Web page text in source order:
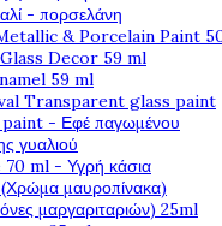
- πορσελάνη
& Porcelain Paint
Decor 59 ml
59 ml
Transparent glass paint
- Εφέ παγωμένου
γυαλιού
ml - Υγρή κάσια
μαυροπίνακα)
μαργαριταριών) 25ml